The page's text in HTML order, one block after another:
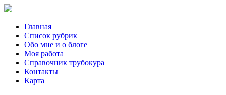
Главная
Список рубрик
Обо мне и о блоге
Моя работа
Справочник трубокура
Контакты
Карта